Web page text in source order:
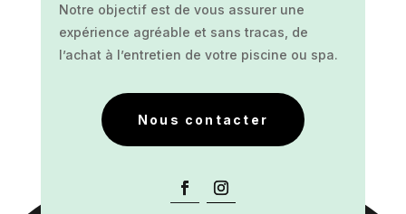
Notre objectif est de vous assurer une
expérience agréable et sans tracas, de
l’achat à l’entretien de votre piscine ou spa.
Nous contacter